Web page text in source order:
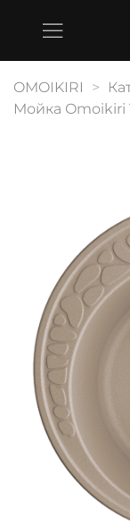
OMOIKIRI
Мойка Omoikiri